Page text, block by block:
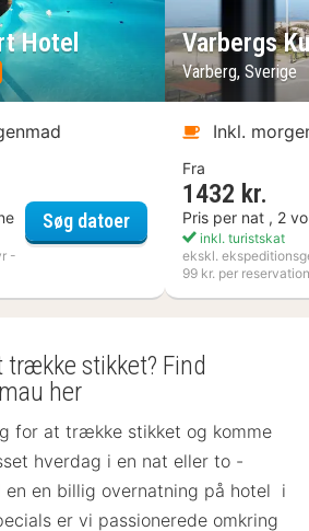
Hotel
-
Søg datoerKosta Boda Art Hotel
Varbergs
Varberg, Sverige
Inkl.
Fra
1432 kr.
Pris per nat , 2
inkl. turistskat
ekskl.
99 kr. per reservation
stikket? Find
her
for at trække stikket og komme
hverdag i en nat eller to -
en billig overnatning på hotel i
er vi passionerede omkring